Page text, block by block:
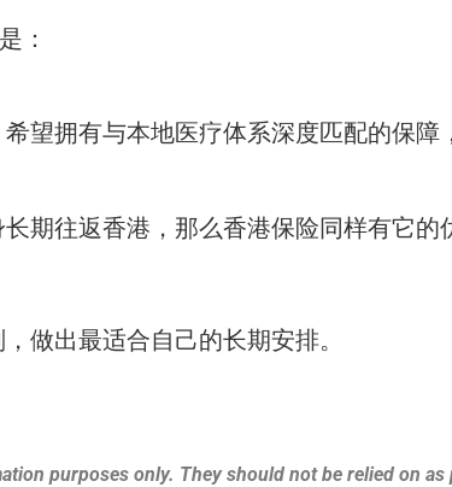
：
望拥有与本地医疗体系深度匹配的保障
期往返香港，那么香港保险同样有它的
做出最适合自己的长期安排。
purposes only. They should not be relied on